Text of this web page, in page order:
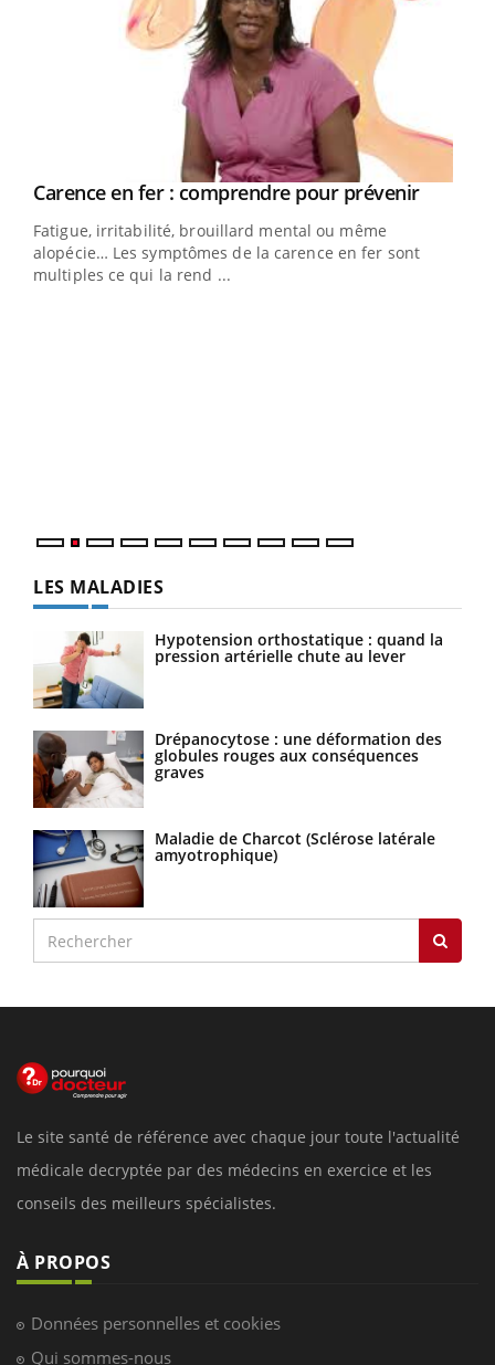
Youtube
Carence en fer : comprendre pour prévenirYoutube
Fatigue, irritabilité, brouillard mental ou même
alopécie… Les symptômes de la carence en fer sont
multiples ce qui la rend ...
LES MALADIES
Hypotension orthostatique : quand la
pression artérielle chute au lever
Drépanocytose : une déformation des
globules rouges aux conséquences
graves
Maladie de Charcot (Sclérose latérale
amyotrophique)
Le site santé de référence avec chaque jour toute l'actualité
médicale decryptée par des médecins en exercice et les
conseils des meilleurs spécialistes.
À PROPOS
Données personnelles et cookies
Qui sommes-nous